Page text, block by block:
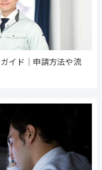
ガイド│申請方法や流